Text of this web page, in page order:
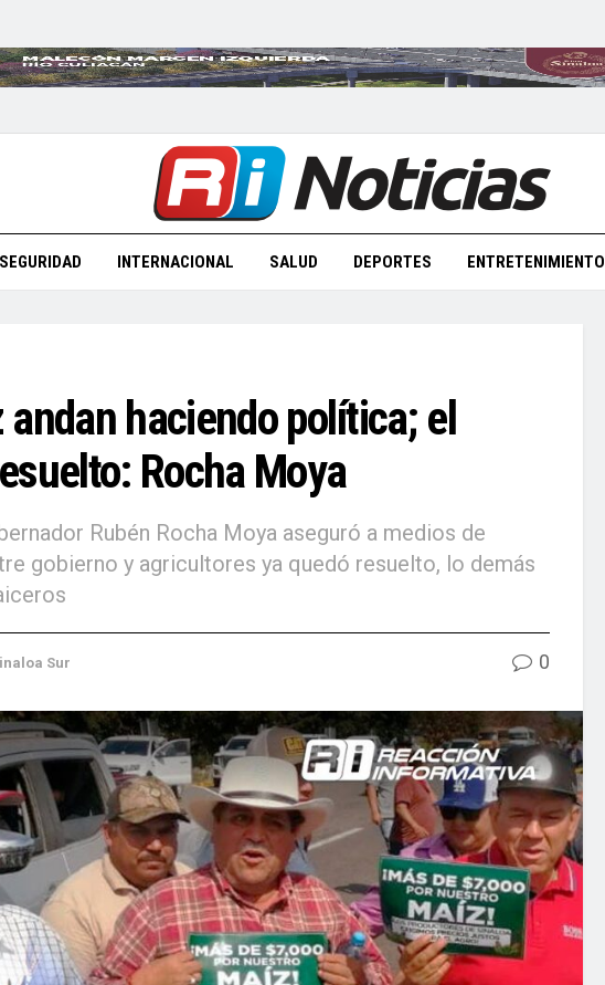
SEGURIDAD INTERNACIONAL SALUD DEPORTES ENTRETENIMIENTO
haciendo política; el
Rocha Moya
Rubén Rocha Moya aseguró a medios de
gobierno y agricultores ya quedó resuelto, lo demás
Sur 0